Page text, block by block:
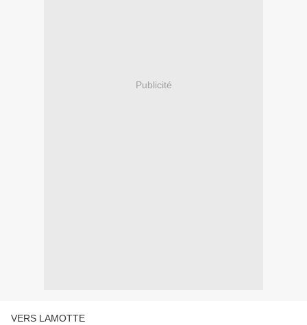
Publicité
VERS LAMOTTE